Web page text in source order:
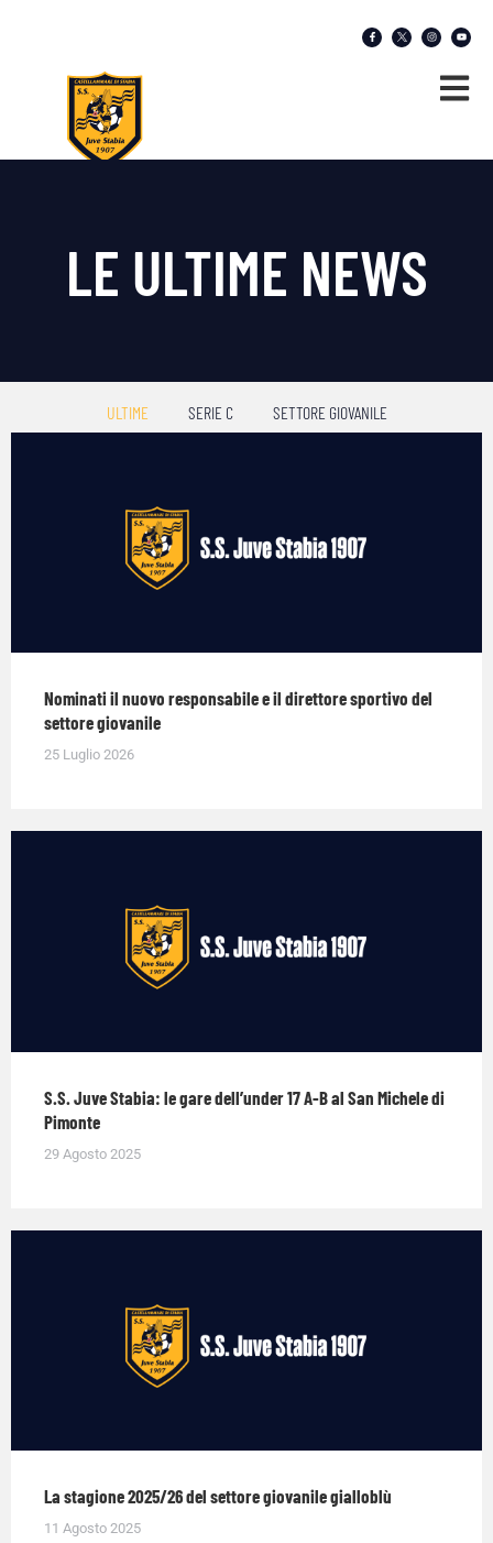
LE ULTIME NEWS
ULTIME SERIE C SETTORE GIOVANILE
Nominati il nuovo responsabile e il direttore sportivo del
settore giovanile
25 Luglio 2026
S.S. Juve Stabia: le gare dell’under 17 A-B al San Michele di
Pimonte
29 Agosto 2025
La stagione 2025/26 del settore giovanile gialloblù
11 Agosto 2025